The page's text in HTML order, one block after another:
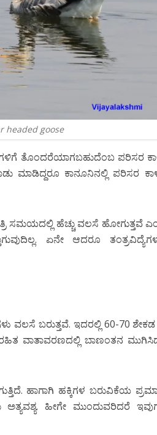
headed goose
ತೊಂದರೆಯಾಗಬಹುದೆಂಬ ಪರಿಸರ
ಮಾಡಿದ್ದರೂ ಕಾನೂನಿನಲ್ಲಿ ಪರಿಸರ
ಸಮಯದಲ್ಲಿ ಹೆಚ್ಚು ವಲಸೆ ಹೋಗುತ್ತವೆ
ಏನೇ ಆದರೂ
ವಲಸೆ ಬರುತ್ತವೆ. ಇದರಲ್ಲಿ 60-70
ವಾತಾವರಣದಲ್ಲಿ ಬಾಣಂತನ
ಹಾಗಾಗಿ ಹಕ್ಕಿಗಳ ಬರುವಿಕೆಯ
ಅತ್ಯವಶ್ಯ. ಹೀಗೇ ಮುಂದುವರಿದರೆ